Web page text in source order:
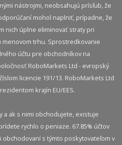
nástrojmi, neobsahujú prísľub, že
mohol naplniť, prípadne, že
nich úplne eliminovať straty pri
menovom trhu. Sprostredkovanie
účtu pre obchodníkov na
RoboMarkets Ltd - evropský
licencie 191/13. RoboMarkets Ltd
krajín EU/EES.
a ak s nimi obchodujete, existuje
rychlo o peniaze. 67.85% účtov
s týmto poskytovateľom v